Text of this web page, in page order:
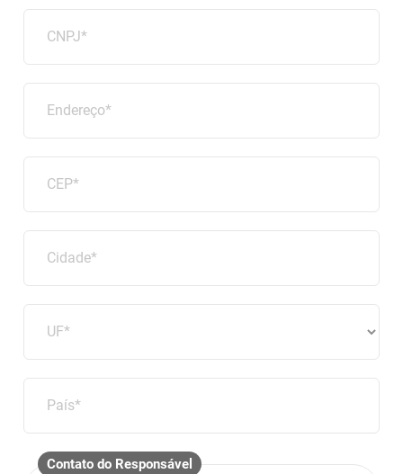
CNPJ*
Endereço*
CEP*
Cidade*
UF*
País*
Contato do Responsável